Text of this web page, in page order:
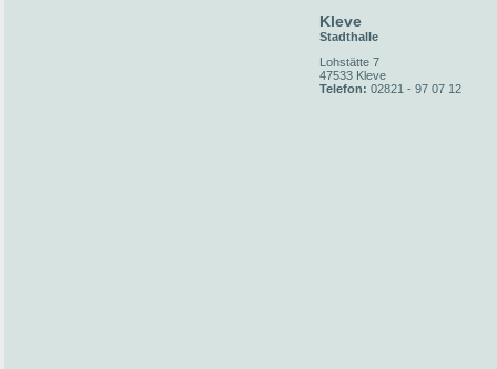
Kleve
Stadthalle
Lohstätte 7
47533 Kleve
Telefon: 02821 - 97 07 12